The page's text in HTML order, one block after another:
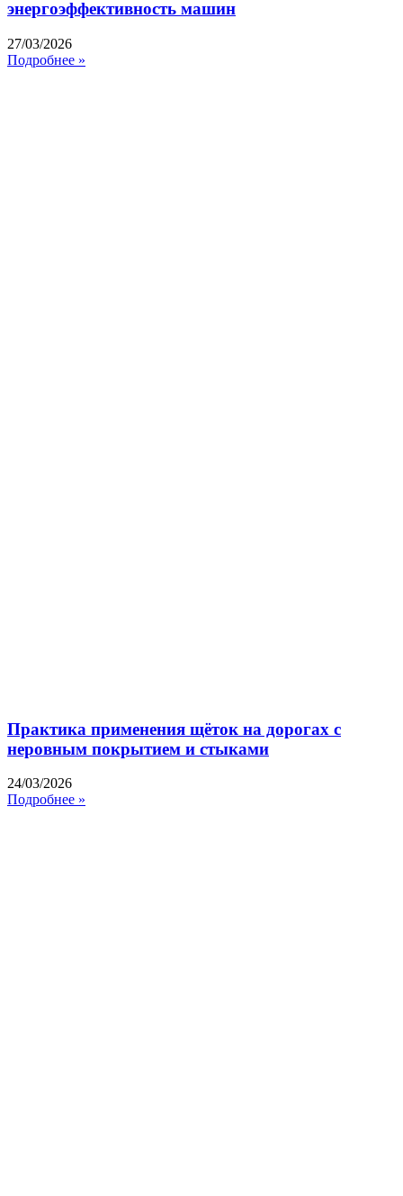
энергоэффективность машин
27/03/2026
Подробнее »
Практика применения щёток на дорогах с
неровным покрытием и стыками
24/03/2026
Подробнее »